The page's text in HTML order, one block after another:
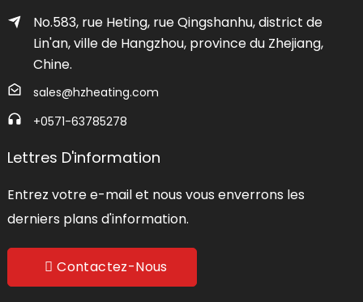
No.583, rue Heting, rue Qingshanhu, district de
Lin'an, ville de Hangzhou, province du Zhejiang,
Chine.
sales@hzheating.com
+0571-63785278
Lettres D'information
Entrez votre e-mail et nous vous enverrons les
derniers plans d'information.
Contactez-Nous